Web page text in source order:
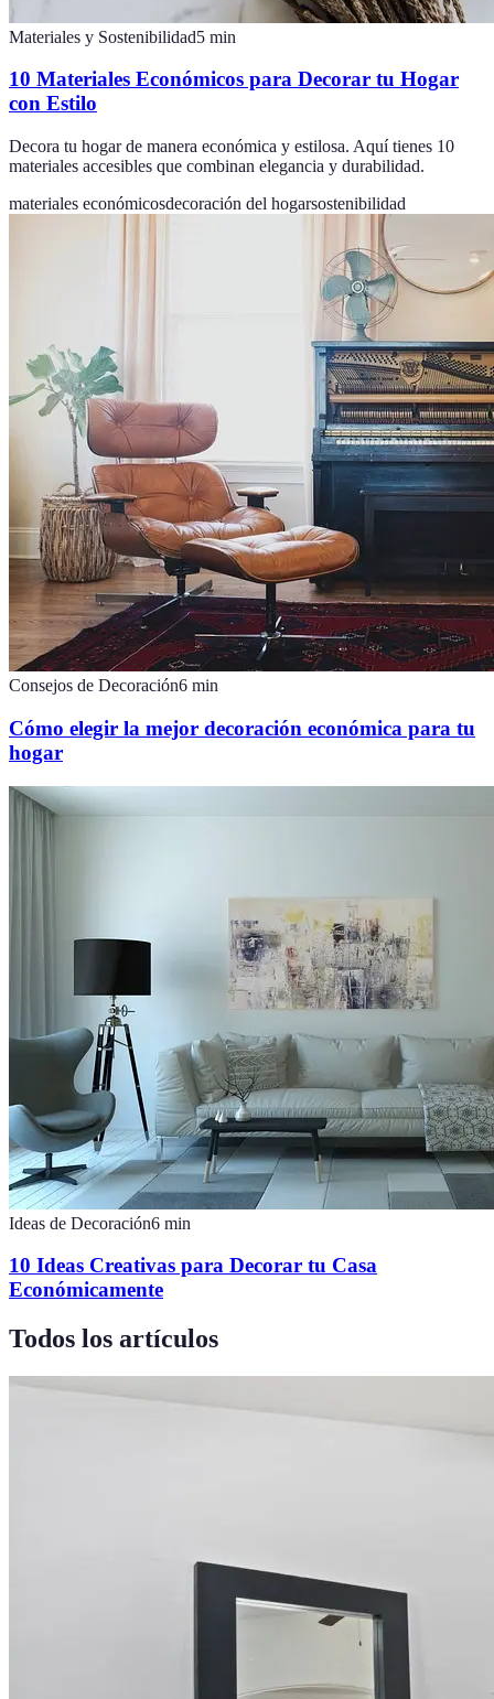
Materiales y Sostenibilidad5 min
10 Materiales Económicos para Decorar tu Hogar
con Estilo
Decora tu hogar de manera económica y estilosa. Aquí tienes 10
materiales accesibles que combinan elegancia y durabilidad.
materiales económicosdecoración del hogarsostenibilidad
Consejos de Decoración6 min
Cómo elegir la mejor decoración económica para tu
hogar
Ideas de Decoración6 min
10 Ideas Creativas para Decorar tu Casa
Económicamente
Todos los artículos